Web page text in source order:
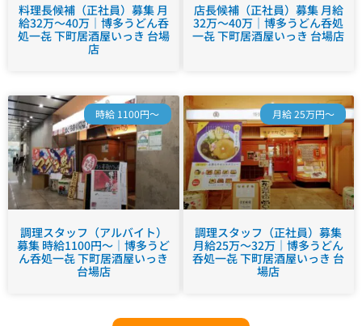
料理長候補（正社員）募集 月
給32万～40万｜博多うどん呑
処一㐂 下町居酒屋いっき 台場
店
店長候補（正社員）募集 月給
32万～40万｜博多うどん呑処
一㐂 下町居酒屋いっき 台場店
時給 1100円～
調理スタッフ（アルバイト）
募集 時給1100円～｜博多うど
ん呑処一㐂 下町居酒屋いっき
台場店
月給 25万円～
調理スタッフ（正社員）募集
月給25万～32万｜博多うどん
呑処一㐂 下町居酒屋いっき 台
場店